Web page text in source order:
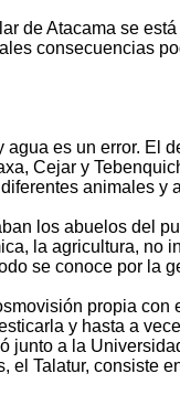
de Atacama se
consecuencias
es un error. El
Cejar y
animales y
los abuelos del
la agricultura, no
se conoce por la
propia
y hasta a
junto a la
el Talatur, consiste